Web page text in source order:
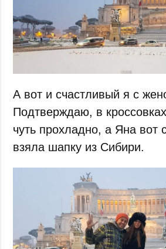
А вот и счастливый я с
Подтверждаю, в
чуть прохладно, а Яна вот
взяла шапку из Сибири.